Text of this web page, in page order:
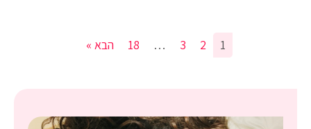
1
2
3
…
18 הבא »